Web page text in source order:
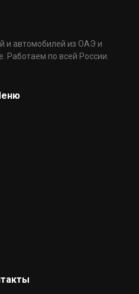
и автомобилей из ОАЭ и
Работаем по всей России.